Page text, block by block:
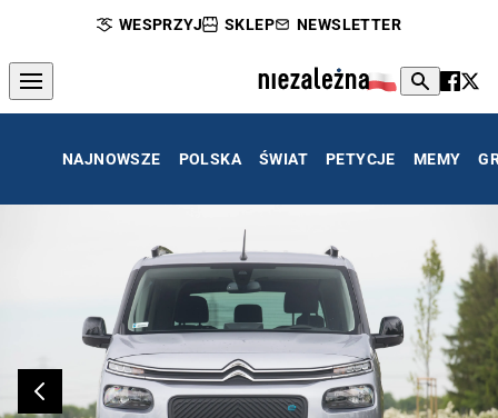
WESPRZYJ SKLEP NEWSLETTER
NAJNOWSZE POLSKA ŚWIAT PETYCJE MEMY